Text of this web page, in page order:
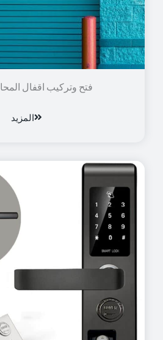
فتح وتركيب اقفال
المزيد